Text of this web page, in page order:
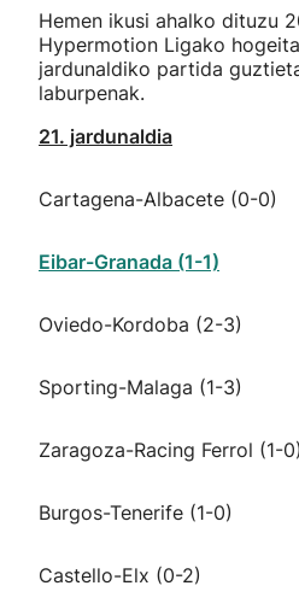
Hemen ikusi ahalko dituzu
Hypermotion Ligako
jardunaldiko partida
laburpenak.
21. jardunaldia
Cartagena-Albacete (0-0)
Eibar-Granada (1-1)
Oviedo-Kordoba (2-3)
Sporting-Malaga (1-3)
Zaragoza-Racing Ferrol (1-0)
Burgos-Tenerife (1-0)
Castello-Elx (0-2)